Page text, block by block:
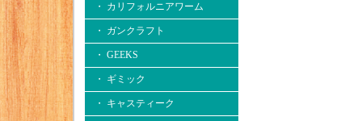
・ カリフォルニアワーム
・ ガンクラフト
・ GEEKS
・ ギミック
・ キャスティーク